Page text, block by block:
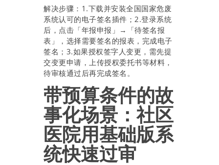
解决步骤：1.下载并安装全国国家危废
系统认可的电子签名插件；2.登录系统
后，点击「年报申报」→「待签名报
表」，选择需要签名的报表，完成电子
签名；3.如果授权签字人变更，需先提
交变更申请，上传授权委托书等材料，
待审核通过后再完成签名。
带预算条件的故
事化场景：社区
医院用基础版系
统快速过审